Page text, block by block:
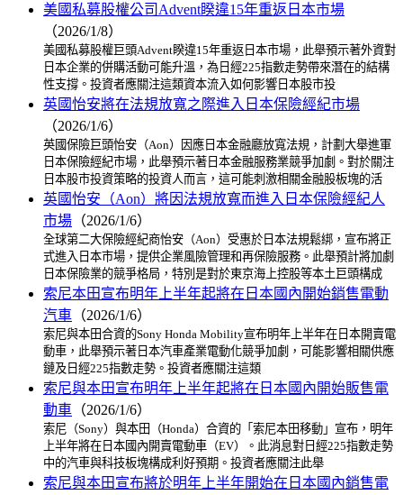
美國私募股權公司Advent睽違15年重返日本市場
（2026/1/8）
美國私募股權巨頭Advent睽違15年重返日本市場，此舉預示著外資對
日本企業的併購活動可能升溫，為日經225指數走勢帶來潛在的結構
性支撐。投資者應關注這類資本流入如何影響日本股市投
英國怡安將在法規放寬之際進入日本保險經紀市場
（2026/1/6）
英國保險巨頭怡安（Aon）因應日本金融廳放寬法規，計劃大舉進軍
日本保險經紀市場，此舉預示著日本金融服務業競爭加劇。對於關注
日本股市投資策略的投資人而言，這可能刺激相關金融股板塊的活
英國怡安（Aon）將因法規放寬而進入日本保險經紀人
市場 （2026/1/6）
全球第二大保險經紀商怡安（Aon）受惠於日本法規鬆綁，宣布將正
式進入日本市場，提供企業風險管理和再保險服務。此舉預計將加劇
日本保險業的競爭格局，特別是對於東京海上控股等本土巨頭構成
索尼本田宣布明年上半年起將在日本國內開始銷售電動
汽車 （2026/1/6）
索尼與本田合資的Sony Honda Mobility宣布明年上半年在日本開賣電
動車，此舉預示著日本汽車產業電動化競爭加劇，可能影響相關供應
鏈及日經225指數走勢。投資者應關注這類
索尼與本田宣布明年上半年起將在日本國內開始販售電
動車 （2026/1/6）
索尼（Sony）與本田（Honda）合資的「索尼本田移動」宣布，明年
上半年將在日本國內開賣電動車（EV）。此消息對日經225指數走勢
中的汽車與科技板塊構成利好預期。投資者應關注此舉
索尼與本田宣布將於明年上半年開始在日本國內銷售電